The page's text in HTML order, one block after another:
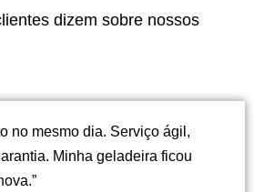
dizem sobre nossos
no mesmo dia. Serviço ágil,
Minha geladeira ficou